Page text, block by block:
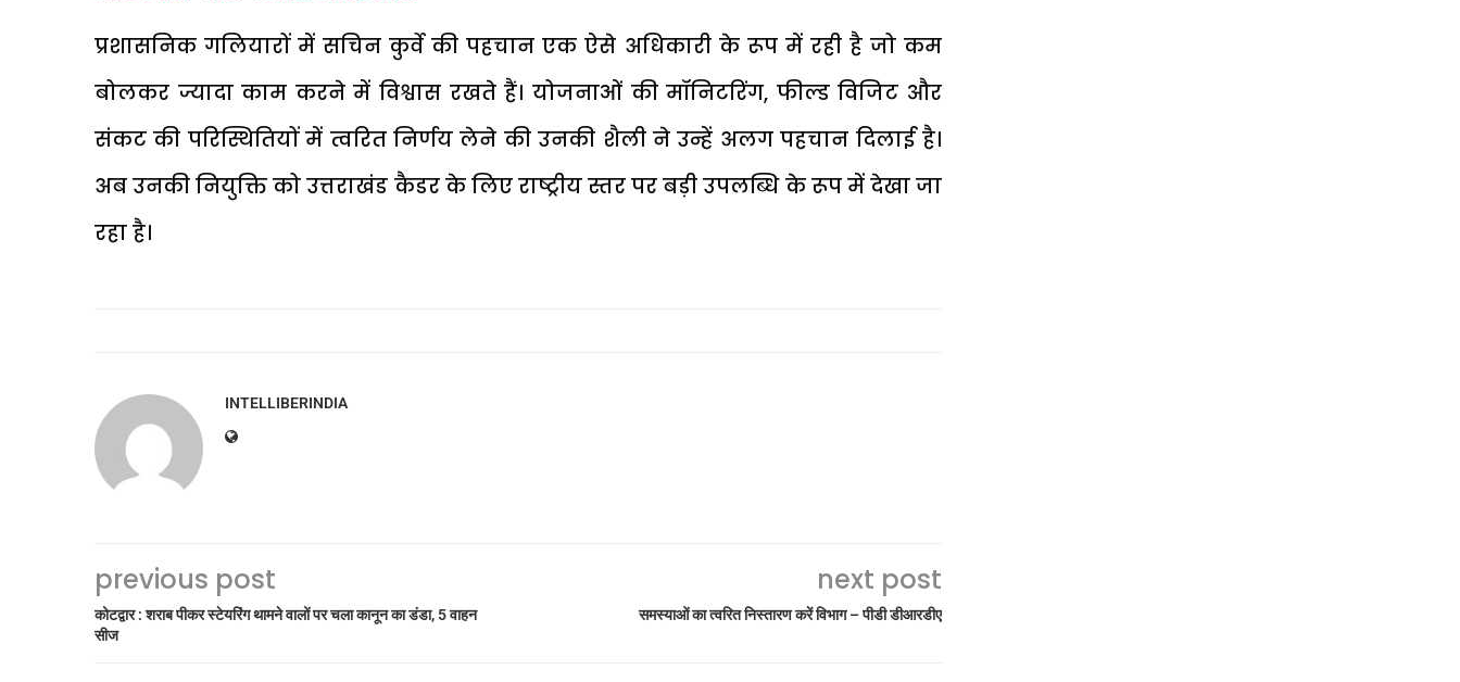
प्रशासनिक गलियारों में सचिन कुर्वे की पहचान एक ऐसे अधिकारी के रूप में रही है जो कम
बोलकर ज्यादा काम करने में विश्वास रखते हैं। योजनाओं की मॉनिटरिंग, फील्ड विजिट और
संकट की परिस्थितियों में त्वरित निर्णय लेने की उनकी शैली ने उन्हें अलग पहचान दिलाई है।
अब उनकी नियुक्ति को उत्तराखंड कैडर के लिए राष्ट्रीय स्तर पर बड़ी उपलब्धि के रूप में देखा जा
रहा है।
INTELLIBERINDIA
previous post
कोटद्वार : शराब पीकर स्टेयरिंग थामने वालों पर चला कानून का डंडा, 5 वाहन
सीज
next post
समस्याओं का त्वरित निस्तारण करें विभाग – पीडी डीआरडीए